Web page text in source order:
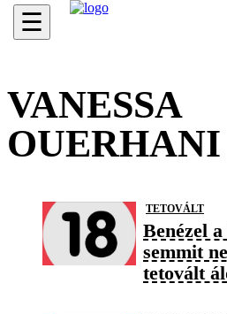
☰
VANESSA
OUERHANI
TETOVÁLT
Benézel
semmit
tetovált